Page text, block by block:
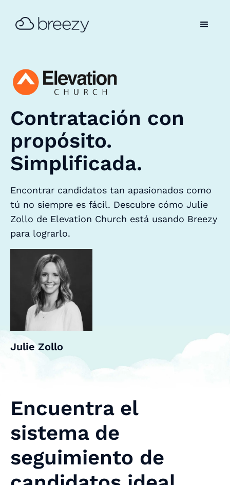
Contratación con
propósito.
Simplificada.
Encontrar candidatos tan apasionados como
tú no siempre es fácil. Descubre cómo Julie
Zollo de Elevation Church está usando Breezy
para lograrlo.
Julie Zollo
Encuentra el
sistema de
seguimiento de